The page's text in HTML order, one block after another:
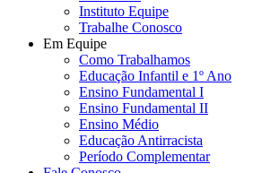
Instituto Equipe
Trabalhe Conosco
Em Equipe
Como Trabalhamos
Educação Infantil e 1º Ano
Ensino Fundamental I
Ensino Fundamental II
Ensino Médio
Educação Antirracista
Período Complementar